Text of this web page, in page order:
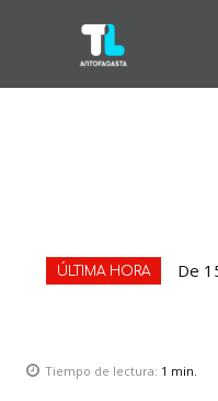
ÚLTIMA HORA De
Tiempo de lectura: 1 min.